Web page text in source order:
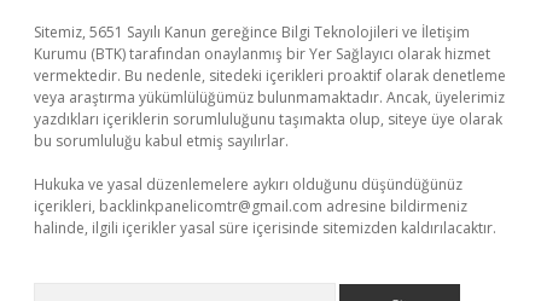
Sitemiz, 5651 Sayılı Kanun gereğince Bilgi Teknolojileri ve İletişim
Kurumu (BTK) tarafından onaylanmış bir Yer Sağlayıcı olarak hizmet
vermektedir. Bu nedenle, sitedeki içerikleri proaktif olarak denetleme
veya araştırma yükümlülüğümüz bulunmamaktadır. Ancak, üyelerimiz
yazdıkları içeriklerin sorumluluğunu taşımakta olup, siteye üye olarak
bu sorumluluğu kabul etmiş sayılırlar.
Hukuka ve yasal düzenlemelere aykırı olduğunu düşündüğünüz
içerikleri, backlinkpanelicomtr@gmail.com adresine bildirmeniz
halinde, ilgili içerikler yasal süre içerisinde sitemizden kaldırılacaktır.